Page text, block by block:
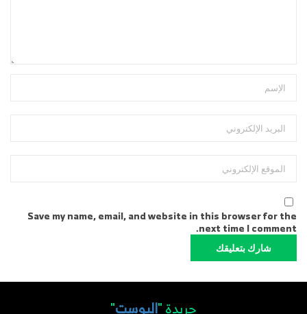
Save my name, email, and website in this browser for the
next time I comment.
جريدة "البوست"